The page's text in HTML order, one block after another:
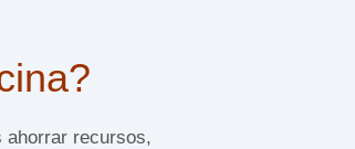
ahorrar recursos,